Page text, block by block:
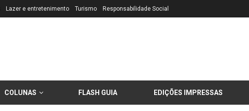
Lazer e entretenimento Turismo Responsabilidade Social
COLUNAS FLASH GUIA EDIÇÕES IMPRESSAS